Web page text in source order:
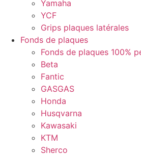
Yamaha
YCF
Grips plaques latérales
Fonds de plaques
Fonds de plaques 100%
Beta
Fantic
GASGAS
Honda
Husqvarna
Kawasaki
KTM
Sherco